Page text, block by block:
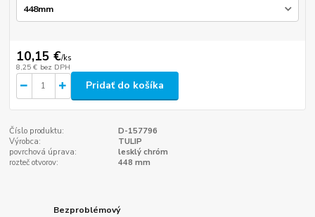
10,15 €/ks
8,25 € bez DPH
Pridať do košíka
Číslo produktu:
D-157796
Výrobca:
TULIP
povrchová úprava:
lesklý chróm
rozteč otvorov:
448 mm
Bezproblémový